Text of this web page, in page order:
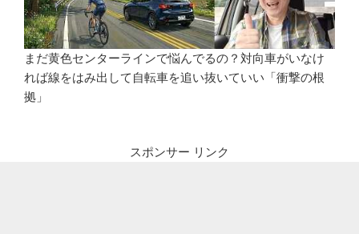
まだ黄色センターラインで悩んでるの？対向車がいなけ
れば線をはみ出して自転車を追い抜いていい「衝撃の根
拠」
スポンサー リンク